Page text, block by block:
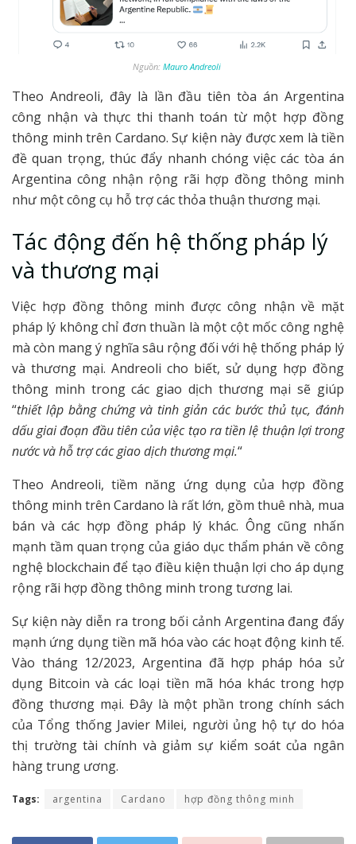
Nguồn: Mauro Andreoli
Theo Andreoli, đây là lần đầu tiên tòa án Argentina
công nhận và thực thi thanh toán từ một hợp đồng
thông minh trên Cardano. Sự kiện này được xem là tiền
đề quan trọng, thúc đẩy nhanh chóng việc các tòa án
Argentina công nhận rộng rãi hợp đồng thông minh
như một công cụ hỗ trợ các thỏa thuận thương mại.
Tác động đến hệ thống pháp lý
và thương mại
Việc hợp đồng thông minh được công nhận về mặt
pháp lý không chỉ đơn thuần là một cột mốc công nghệ
mà còn mang ý nghĩa sâu rộng đối với hệ thống pháp lý
và thương mại. Andreoli cho biết, sử dụng hợp đồng
thông minh trong các giao dịch thương mại sẽ giúp
“thiết lập bằng chứng và tinh giản các bước thủ tục, đánh
dấu giai đoạn đầu tiên của việc tạo ra tiền lệ thuận lợi trong
nước và hỗ trợ các giao dịch thương mại.“
Theo Andreoli, tiềm năng ứng dụng của hợp đồng
thông minh trên Cardano là rất lớn, gồm thuê nhà, mua
bán và các hợp đồng pháp lý khác. Ông cũng nhấn
mạnh tầm quan trọng của giáo dục thẩm phán về công
nghệ blockchain để tạo điều kiện thuận lợi cho áp dụng
rộng rãi hợp đồng thông minh trong tương lai.
Sự kiện này diễn ra trong bối cảnh Argentina đang đẩy
mạnh ứng dụng tiền mã hóa vào các hoạt động kinh tế.
Vào tháng 12/2023, Argentina đã hợp pháp hóa sử
dụng Bitcoin và các loại tiền mã hóa khác trong hợp
đồng thương mại. Đây là một phần trong chính sách
của Tổng thống Javier Milei, người ủng hộ tự do hóa
thị trường tài chính và giảm sự kiểm soát của ngân
hàng trung ương.
Tags: argentina Cardano hợp đồng thông minh